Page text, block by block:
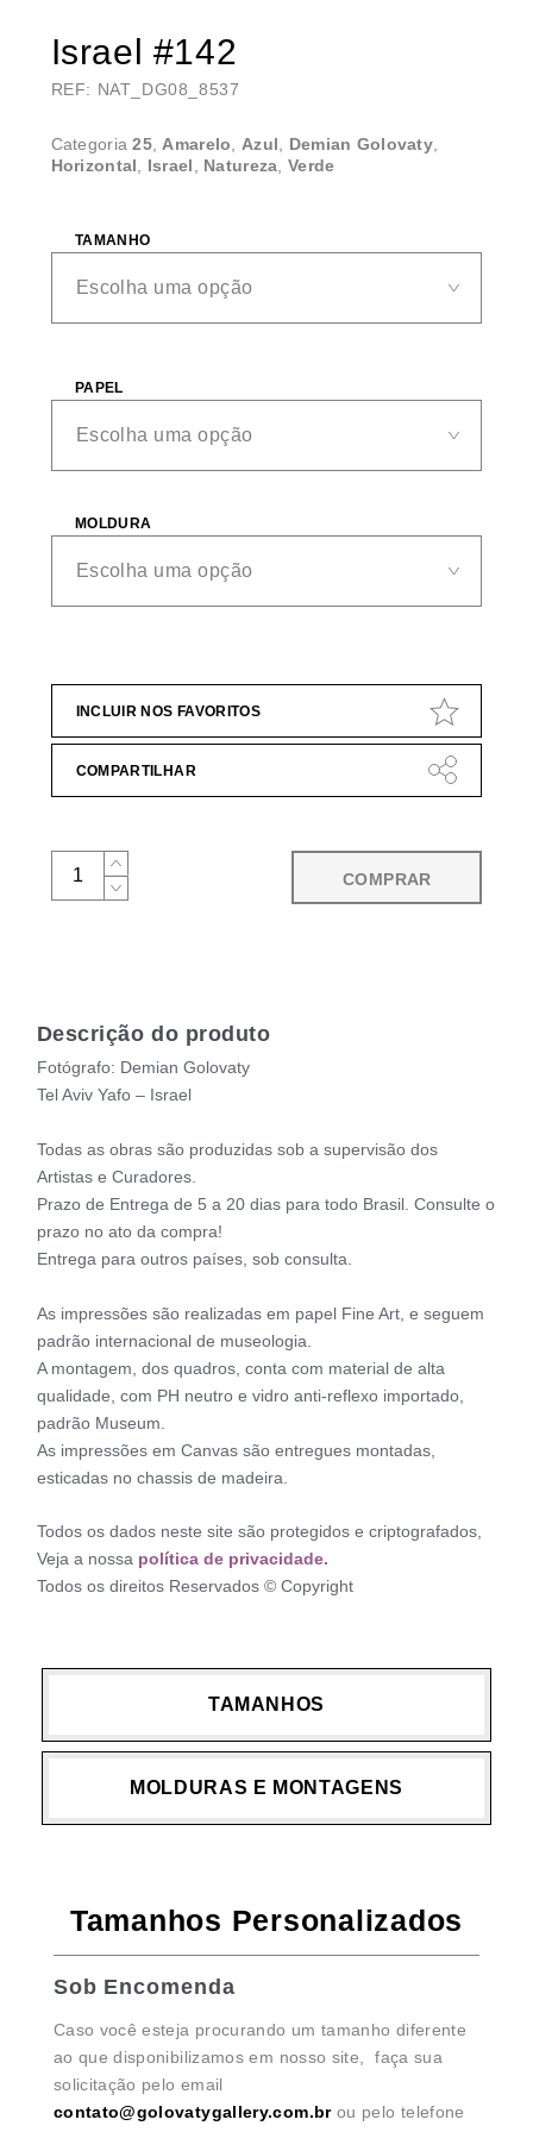
Israel #142
REF: NAT_DG08_8537
Categoria25, Amarelo Azul Demian Golovaty,
Horizontal
Israel Natureza Verde
TAMANHO
PAPEL
MOLDURA
INCLUIR NOS FAVORITOS
COMPARTILHAR
COMPRAR
Descrição do produto
Fotógrafo: Demian Golovaty
Tel Aviv Yafo – Israel
Todas as obras são produzidas sob a supervisão dos
Artistas e Curadores.
Prazo de Entrega de 5 a 20 dias para todo Brasil. Consulte o
prazo no ato da compra!
Entrega para outros países, sob consulta.
As impressões são realizadas em papel Fine Art, e seguem
padrão internacional de museologia.
A montagem, dos quadros, conta com material de alta
qualidade, com PH neutro e vidro anti-reflexo importado,
padrão Museum.
As impressões em Canvas são entregues montadas,
esticadas no chassis de madeira.
Todos os dados neste site são protegidos e criptografados,
Veja a nossa política de privacidade.
Todos os direitos Reservados © Copyright
TAMANHOS
MOLDURAS E MONTAGENS
Tamanhos Personalizados
Sob Encomenda
Caso você esteja procurando um tamanho diferente
ao que disponibilizamos em nosso site, faça sua
solicitação pelo email
contato@golovatygallery.com.brou pelo telefone